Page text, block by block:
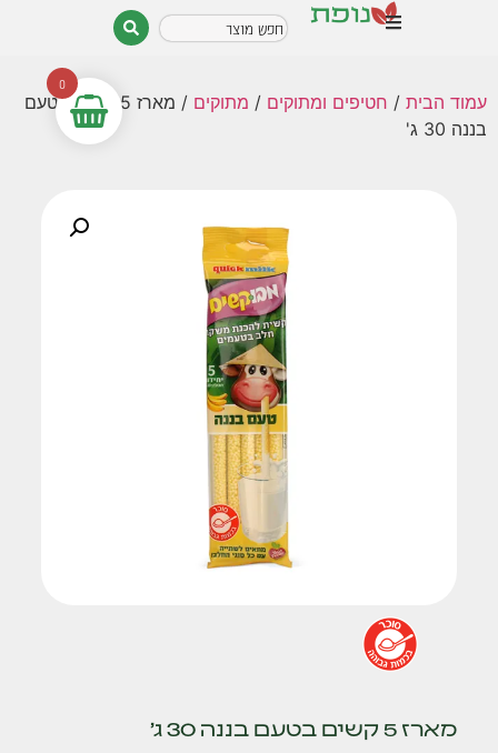
עמוד הבית / חטיפים ומתוקים / מתוקים
/ מארז 5 קשים בטעם
בננה 30 ג'
מארז 5 קשים בטעם בננה 30 ג'
0